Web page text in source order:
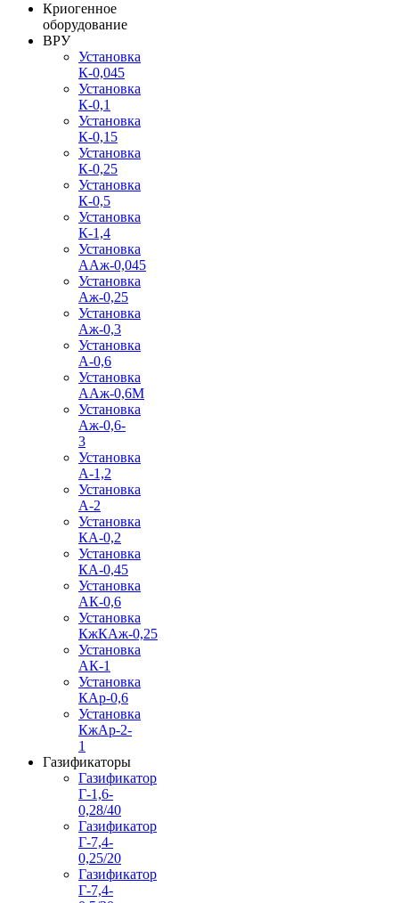
Криогенное
оборудование
ВРУ
Установка
К-0,045
Установка
К-0,1
Установка
К-0,15
Установка
К-0,25
Установка
К-0,5
Установка
К-1,4
Установка
ААж-0,045
Установка
Аж-0,25
Установка
Аж-0,3
Установка
А-0,6
Установка
ААж-0,6М
Установка
Аж-0,6-
3
Установка
А-1,2
Установка
А-2
Установка
КА-0,2
Установка
КА-0,45
Установка
АК-0,6
Установка
КжКАж-0,25
Установка
АК-1
Установка
КАр-0,6
Установка
КжАр-2-
1
Газификаторы
Газификатор
Г-1,6-
0,28/40
Газификатор
Г-7,4-
0,25/20
Газификатор
Г-7,4-